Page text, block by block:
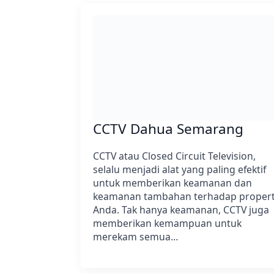
CCTV Dahua Semarang
CCTV atau Closed Circuit Television,
selalu menjadi alat yang paling efektif
untuk memberikan keamanan dan
keamanan tambahan terhadap
Anda. Tak hanya keamanan, CCTV juga
memberikan kemampuan untuk
merekam semua…